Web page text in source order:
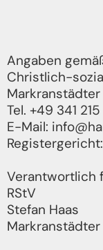
Angaben
Christlich-
Tel. +49 341
E-Mail:
Verantwortlich
RStV
Stefan Haas